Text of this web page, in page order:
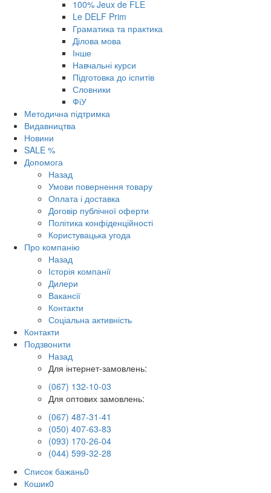
100% Jeux de FLE
Le DELF Prim
Граматика та практика
Ділова мова
Інше
Навчальні курси
Підготовка до іспитів
Словники
ФіУ
Методична підтримка
Видавництва
Новини
SALE %
Допомога
Назад
Умови повернення товару
Оплата і доставка
Договір публічної оферти
Політика конфіденційності
Користувацька угода
Про компанію
Назад
Історія компанії
Дилери
Вакансії
Контакти
Соціальна активність
Контакти
Подзвонити
Назад
Для інтернет-замовлень:
(067) 132-10-03
Для оптових замовлень:
(067) 487-31-41
(050) 407-63-83
(093) 170-26-04
(044) 599-32-28
Список бажань0
Кошик0